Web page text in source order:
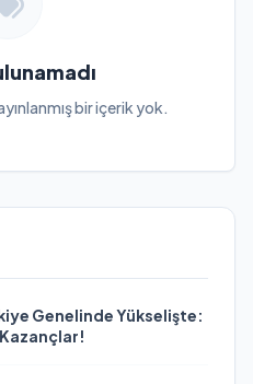
bir içerik yok.
Genelinde Yükselişte: